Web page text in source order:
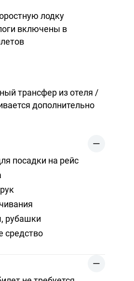
лодку
включены в
трансфер из отеля /
дополнительно
посадки на рейс
рубашки
средство